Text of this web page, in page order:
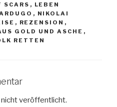
SCARS , LEBEN
, NIKOLAI
, REZENSION ,
GOLD UND ASCHE ,
RETTEN
veröffentlicht.